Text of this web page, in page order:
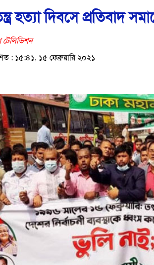
হত্যা দিবসে প্রতিবাদ
: ১৫:৪১, ১৫ ফেব্রুয়ারি ২০২১